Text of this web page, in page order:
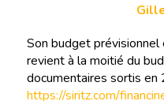
Son budget
revient à la moitié du
documentaires sortis en
https://siritz.com/